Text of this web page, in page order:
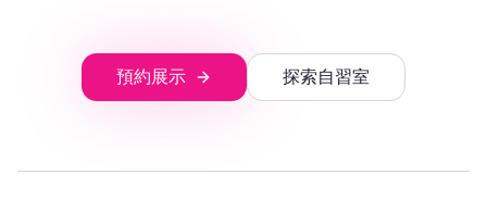
預約展示 探索自習室